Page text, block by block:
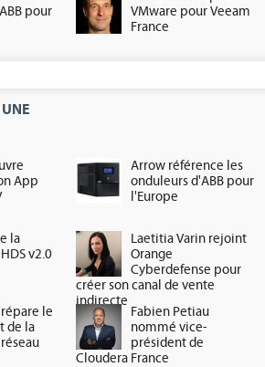
pour
VMware pour Veeam
France
App
Arrow référence les
onduleurs d'ABB pour
l'Europe
la
v2.0
Laetitia Varin rejoint
Orange
Cyberdefense pour
créer son canal de vente
indirecte
le
de la
Fabien Petiau
nommé vice-
président de
Cloudera France